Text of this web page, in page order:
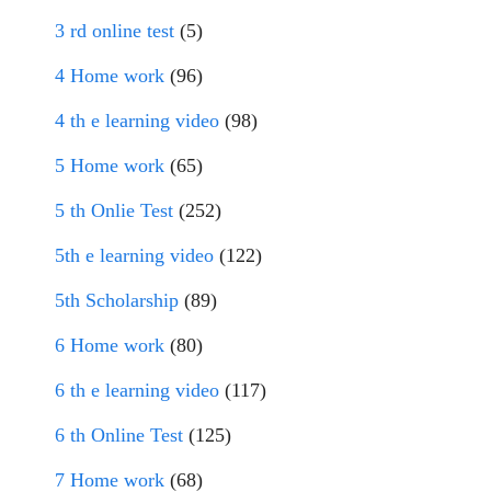
3 rd online test (5)
4 Home work (96)
4 th e learning video (98)
5 Home work (65)
5 th Onlie Test (252)
5th e learning video (122)
5th Scholarship (89)
6 Home work (80)
6 th e learning video (117)
6 th Online Test (125)
7 Home work (68)